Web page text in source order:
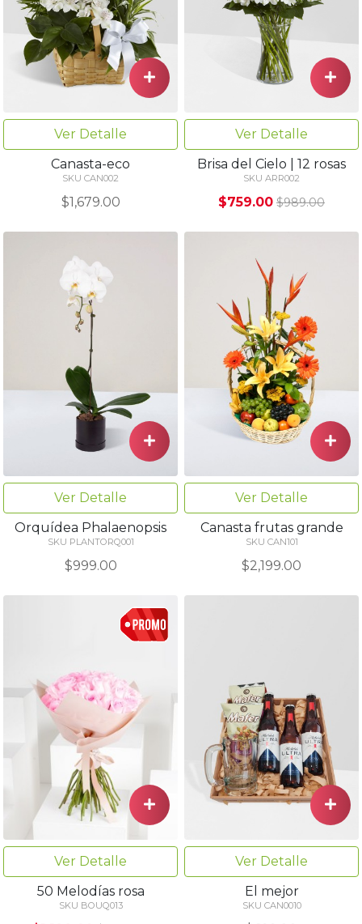
Ver Detalle
Canasta-eco
SKU CAN002
$1,679.00
Ver Detalle
Brisa del Cielo | 12 rosas
SKU ARR002
$759.00 $989.00
Ver Detalle
Orquídea Phalaenopsis
SKU PLANTORQ001
$999.00
Ver Detalle
Canasta frutas grande
SKU CAN101
$2,199.00
Ver Detalle
50 Melodías rosa
SKU BOUQ013
Ver Detalle
El mejor
SKU CAN0010